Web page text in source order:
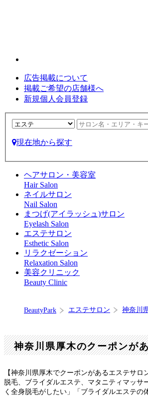
広告掲載について
掲載ご希望の店舗様へ
新規個人会員登録
現在地から探す
ヘアサロン・美容室
Hair Salon
ネイルサロン
Nail Salon
まつげ(アイラッシュ)サロン
Eyelash Salon
エステサロン
Esthetic Salon
リラクゼーション
Relaxation Salon
美容クリニック
Beauty Clinic
BeautyPark エステサロン 神奈川
神奈川県厚木のクーポンが
【神奈川県厚木でクーポンがあるエステサ
脱毛、ブライダルエステ、マタニティマッ
く全身脱毛がしたい」「ブライダルエステ